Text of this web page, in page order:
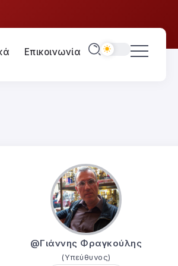
Επικοινωνία
@Γιάννης Φραγκούλης
(Υπεύθυνος)